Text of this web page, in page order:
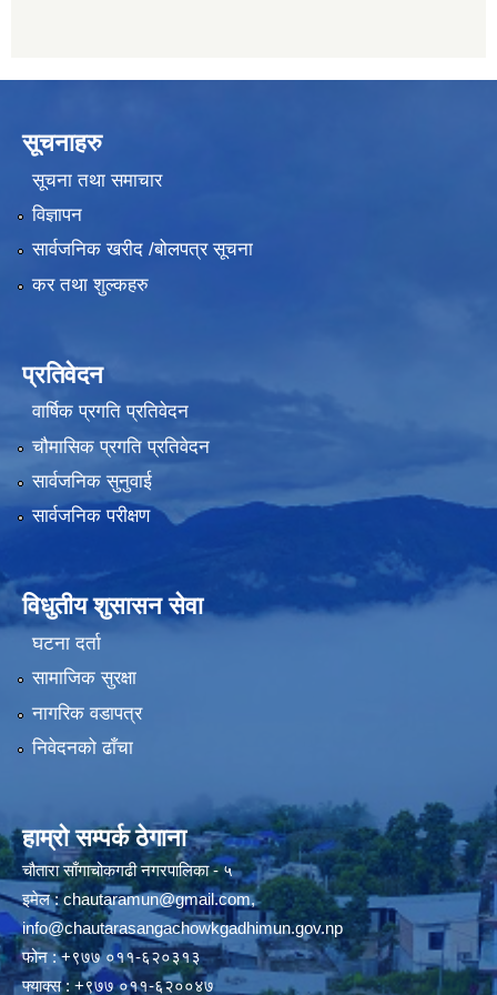
सूचनाहरु
सूचना तथा समाचार
विज्ञापन
सार्वजनिक खरीद /बोलपत्र सूचना
कर तथा शुल्कहरु
प्रतिवेदन
वार्षिक प्रगति प्रतिवेदन
चौमासिक प्रगति प्रतिवेदन
सार्वजनिक सुनुवाई
सार्वजनिक परीक्षण
विधुतीय शुसासन सेवा
घटना दर्ता
सामाजिक सुरक्षा
नागरिक वडापत्र
निवेदनको ढाँचा
हाम्रो सम्पर्क ठेगाना
चौतारा साँगाचोकगढी नगरपालिका - ५
इमेल :chautaramun@gmail.com,
info@chautarasangachowkgadhimun.gov.np
फोन : +९७७ ०११-६२०३१३
फ्याक्स : +९७७ ०११-६२००४७